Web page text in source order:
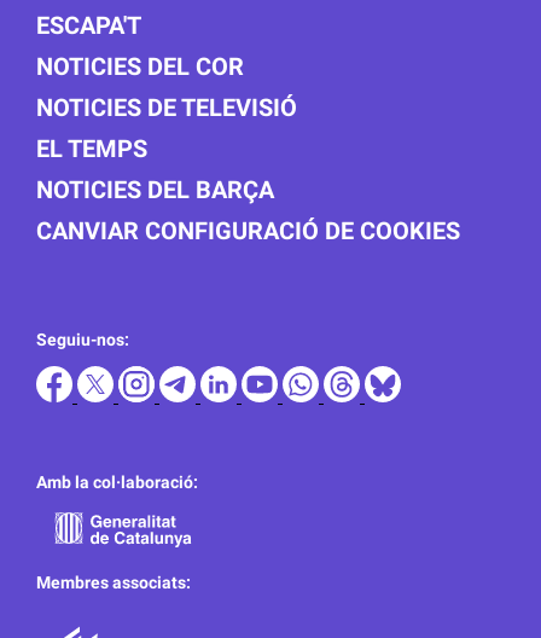
ESCAPA'T
NOTICIES DEL COR
NOTICIES DE TELEVISIÓ
EL TEMPS
NOTICIES DEL BARÇA
CANVIAR CONFIGURACIÓ DE COOKIES
Seguiu-nos:
Amb la col·laboració:
Membres associats: